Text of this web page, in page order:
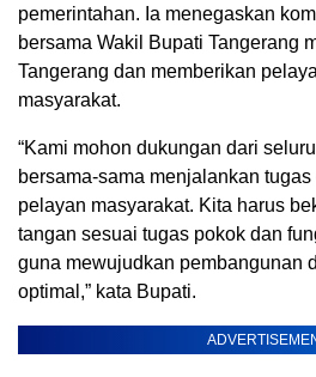
pemerintahan. Ia menegaskan
bersama Wakil Bupati Tangerang
Tangerang dan memberikan
masyarakat.
“Kami mohon dukungan dari
bersama-sama menjalankan
pelayan masyarakat. Kita harus
tangan sesuai tugas pokok dan
guna mewujudkan pembangunan
optimal,” kata Bupati.